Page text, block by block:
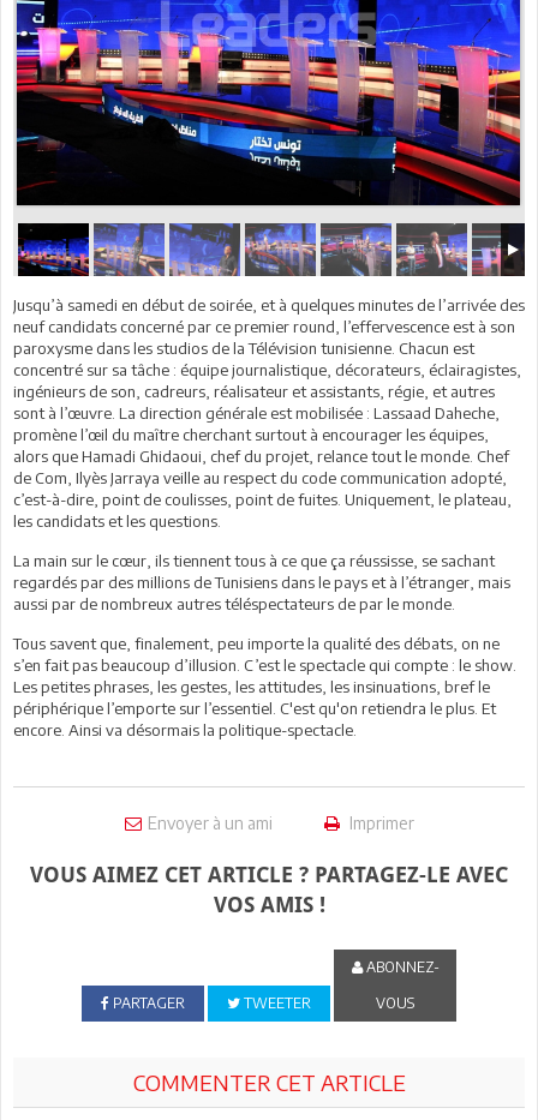
Jusqu’à samedi en début de soirée, et à quelques minutes de l’arrivée des
neuf candidats concerné par ce premier round, l’effervescence est à son
paroxysme dans les studios de la Télévision tunisienne. Chacun est
concentré sur sa tâche : équipe journalistique, décorateurs, éclairagistes,
ingénieurs de son, cadreurs, réalisateur et assistants, régie, et autres
sont à l’œuvre. La direction générale est mobilisée : Lassaad Daheche,
promène l’œil du maître cherchant surtout à encourager les équipes,
alors que Hamadi Ghidaoui, chef du projet, relance tout le monde. Chef
de Com, Ilyès Jarraya veille au respect du code communication adopté,
c’est-à-dire, point de coulisses, point de fuites. Uniquement, le plateau,
les candidats et les questions.
La main sur le cœur, ils tiennent tous à ce que ça réussisse, se sachant
regardés par des millions de Tunisiens dans le pays et à l’étranger, mais
aussi par de nombreux autres téléspectateurs de par le monde.
Tous savent que, finalement, peu importe la qualité des débats, on ne
s’en fait pas beaucoup d’illusion. C’est le spectacle qui compte : le show.
Les petites phrases, les gestes, les attitudes, les insinuations, bref le
périphérique l’emporte sur l’essentiel. C'est qu'on retiendra le plus. Et
encore. Ainsi va désormais la politique-spectacle.
Envoyer à un ami Imprimer
VOUS AIMEZ CET ARTICLE ? PARTAGEZ-LE AVEC
VOS AMIS !
PARTAGER TWEETER
ABONNEZ-
VOUS
COMMENTER CET ARTICLE